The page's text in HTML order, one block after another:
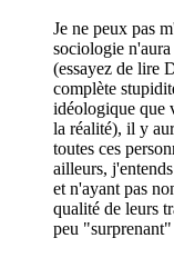
Je ne peux pas
sociologie
(essayez de lire
complète
idéologique que
la réalité), il y
toutes ces
ailleurs,
et n'ayant pas
qualité de leurs
peu